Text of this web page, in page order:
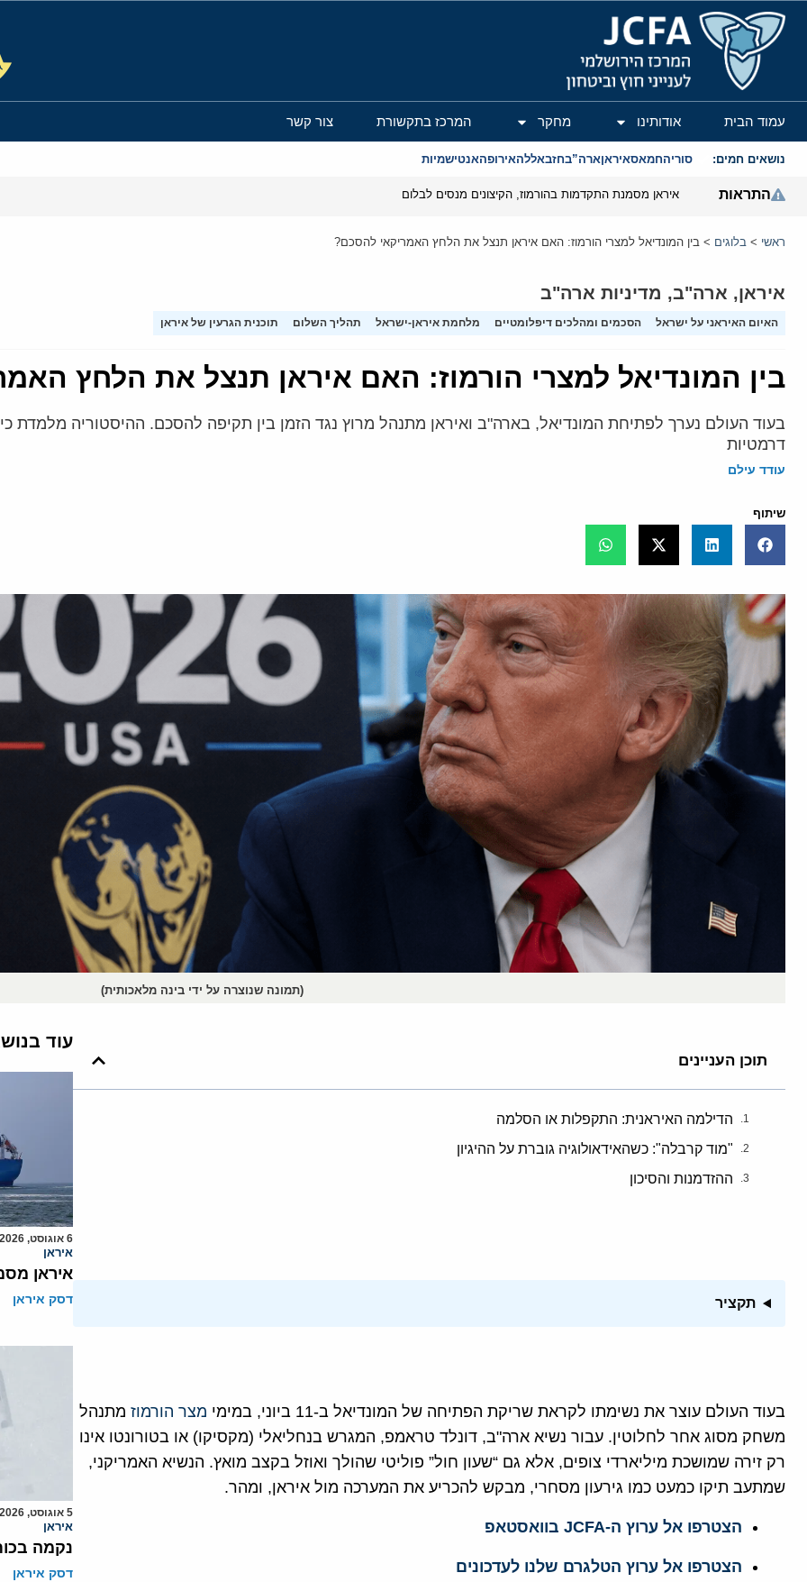
המרכז הירושלמי לענייני חוץ וביטחון
עמוד הבית אודותינו מחקר המרכז בתקשורת צור קשר
נושאים חמים: סוריהחמאסאיראןארה”בחזבאללהאירופהאנטישמיות
התראות איראן מסמנת התקדמות בהורמוז, הקיצונים מנסים לבלום
ראשי > בלוגים > בין המונדיאל למצרי הורמוז: האם איראן תנצל את הלחץ האמריקאי להסכם?
איראן, ארה"ב, מדיניות ארה"ב
האיום האיראני על ישראל הסכמים ומהלכים דיפלומטיים מלחמת איראן-ישראל תהליך השלום תוכנית הגרעין של איראן
בין המונדיאל למצרי הורמוז: האם איראן תנצל את הלחץ
בעוד העולם נערך לפתיחת המונדיאל, בארה"ב ואיראן מתנהל מרוץ נגד הזמן בין תקיפה להסכם. ההיסטוריה מלמדת
דרמטיות
עודד עילם
שיתוף
(תמונה שנוצרה על ידי בינה מלאכותית)
תוכן העניינים
הדילמה האיראנית: התקפלות או הסלמה
"מוד קרבלה": כשהאידאולוגיה גוברת על ההיגיון
ההזדמנות והסיכון
תקציר
בעוד העולם עוצר את נשימתו לקראת שריקת הפתיחה של המונדיאל ב-11 ביוני, במימי מצר הורמוז מתנהל
משחק מסוג אחר לחלוטין. עבור נשיא ארה"ב, דונלד טראמפ, המגרש בנחליאלי (מקסיקו) או בטורונטו אינו
רק זירה שמושכת מיליארדי צופים, אלא גם “שעון חול” פוליטי שהולך ואוזל בקצב מואץ. הנשיא האמריקני,
שמתעב תיקו כמעט כמו גירעון מסחרי, מבקש להכריע את המערכה מול איראן, ומהר.
הצטרפו אל ערוץ ה-JCFA בוואסטאפ
הצטרפו אל ערוץ הטלגרם שלנו לעדכונים
עוד
6 אוגוסט, 2026
איראן
איראן
דסק איראן
5 אוגוסט, 2026
איראן
נקמה
דסק איראן